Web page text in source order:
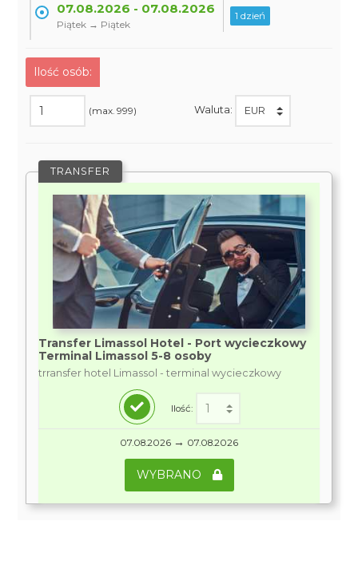
07.08.2026 - 07.08.2026
Piątek → Piątek
1 dzień
Ilość osób:
(max. 999) Waluta:
TRANSFER
Transfer Limassol Hotel - Port wycieczkowy
Terminal Limassol 5-8 osoby
trransfer hotel Limassol - terminal wycieczkowy
Ilość:
07.08.2026 → 07.08.2026
WYBRANO